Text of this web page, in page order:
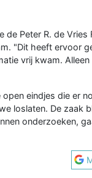
Peter R. de
"Dit heeft ervoor
vrij kwam.
eindjes die er
loslaten. De zaak
onderzoeken,